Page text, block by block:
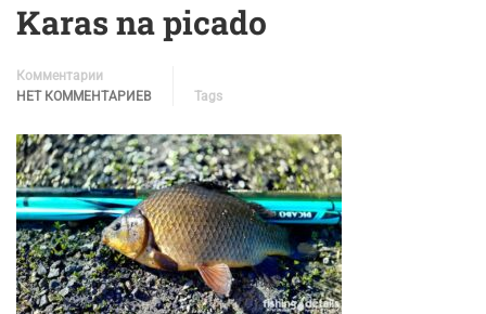
Karas na picado
Комментарии
НЕТ КОММЕНТАРИЕВ
Tags